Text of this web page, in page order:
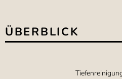
ÜBERBLICK